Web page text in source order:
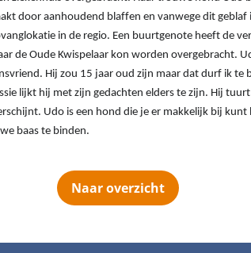
door aanhoudend blaffen en vanwege dit
in de regio. Een buurtgenote heeft de
de Oude Kwispelaar kon worden overgebracht.
Hij zou 15 jaar oud zijn maar dat durf ik
lijkt hij met zijn gedachten elders te zijn. Hij
Udo is een hond die je er makkelijk bij
baas te binden.
Naar overzicht